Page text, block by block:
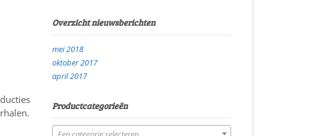
Overzicht nieuwsberichten
mei 2018
oktober 2017
april 2017
Productcategorieën